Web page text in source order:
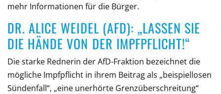
mehr Informationen für die Bürger.
DR. ALICE WEIDEL (AFD): „LASSEN SIE
DIE HÄNDE VON DER IMPFPFLICHT!“
Die starke Rednerin der AfD-Fraktion bezeichnet die
mögliche Impfpflicht in ihrem Beitrag als „beispiellosen
Sündenfall“, „eine unerhörte Grenzüberschreitung“